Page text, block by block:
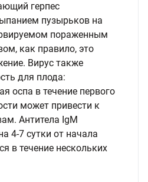
герпес
пузырьков на
пораженным
как правило, это
Вирус также
для плода:
оспа в течение первого
может привести к
Антитела IgM
4-7 сутки от начала
в течение нескольких